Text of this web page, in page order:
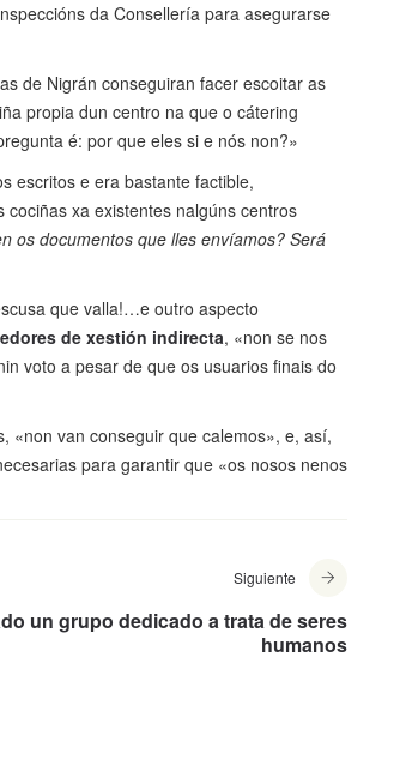
da Consellería para asegurarse
de Nigrán conseguiran facer escoitar as
propia dun centro na que o cátering
é: por que eles si e nós non?»
escritos e era bastante factible,
xa existentes nalgúns centros
os documentos que lles envíamos? Será
que valla!…e outro aspecto
de xestión indirecta, «non se nos
voto a pesar de que os usuarios finais do
«non van conseguir que calemos», e, así,
para garantir que «os nosos nenos
Siguiente
un grupo dedicado a trata de seres
humanos